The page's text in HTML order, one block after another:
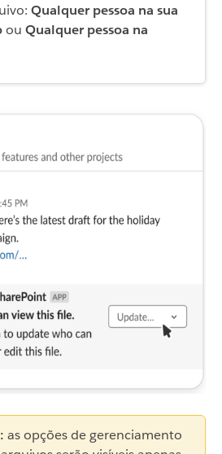
Qualquer pessoa na sua
ou Qualquer pessoa na
as opções de gerenciamento